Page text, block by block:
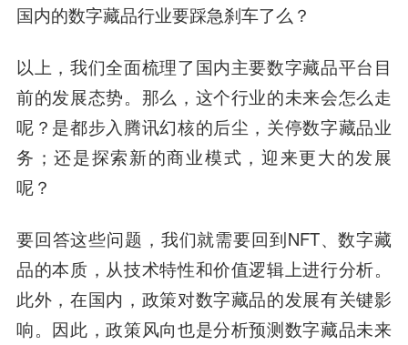
国内的数字藏品行业要踩急刹车了么？
以上，我们全面梳理了国内主要数字藏品平台目
前的发展态势。那么，这个行业的未来会怎么走
呢？是都步入腾讯幻核的后尘，关停数字藏品业
务；还是探索新的商业模式，迎来更大的发展
呢？
要回答这些问题，我们就需要回到NFT、数字藏
品的本质，从技术特性和价值逻辑上进行分析。
此外，在国内，政策对数字藏品的发展有关键影
响。因此，政策风向也是分析预测数字藏品未来